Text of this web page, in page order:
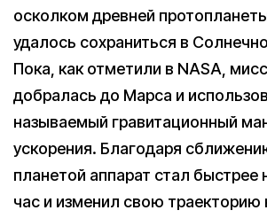
осколком древней
удалось сохраниться в
Пока, как отметили в NASA,
добралась до Марса и
называемый гравитационный
ускорения. Благодаря
планетой аппарат стал быстрее
час и изменил свою траекторию